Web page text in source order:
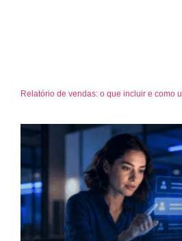
Relatório de vendas: o que incluir e como